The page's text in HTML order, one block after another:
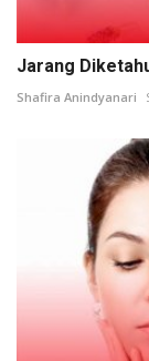
Jarang
Shafira Anindyanari